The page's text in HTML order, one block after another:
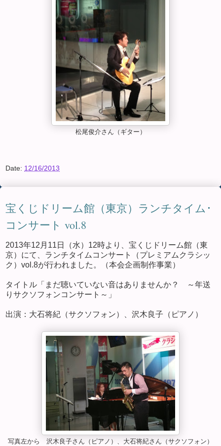
松尾俊介さん（ギター）
Date: 12/16/2013
宝くじドリーム館（東京）ランチタイム･
コンサート vol.8
2013年12月11日（水）12時より、宝くじドリーム館（東
京）にて、ランチタイムコンサート（プレミアムクラシッ
ク）vol.8が行われました。（本会企画制作事業）
タイトル「まだ聴いていない音はありませんか？ ～年送
りサクソフォンコンサート～」
出演：大石将紀（サクソフォン）、沢木良子（ピアノ）
写真左から 沢木良子さん（ピアノ）、大石将紀さん（サクソフォン）